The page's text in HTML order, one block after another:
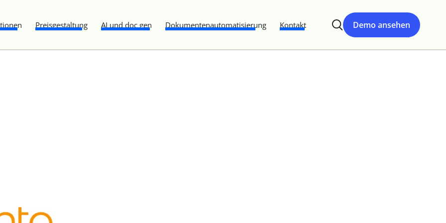
Preisgestaltung AI und doc gen Dokumentenautomatisierung Kontakt Demo ansehen